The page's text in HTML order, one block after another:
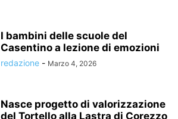
I bambini delle scuole del
Casentino a lezione di emozioni
redazione - Marzo 4, 2026
Nasce progetto di valorizzazione
del Tortello alla Lastra di Corezzo